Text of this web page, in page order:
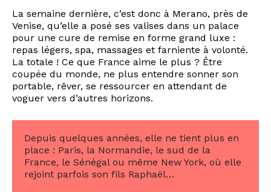
La semaine dernière, c’est donc à Merano, près de
Venise, qu’elle a posé ses valises dans un palace
pour une cure de remise en forme grand luxe :
repas légers, spa, massages et farniente à volonté.
La totale ! Ce que France aime le plus ? Être
coupée du monde, ne plus entendre sonner son
portable, rêver, se ressourcer en attendant de
voguer vers d’autres horizons.
Depuis quelques années, elle ne tient plus en
place : Paris, la Normandie, le sud de la
France, le Sénégal ou même New York, où elle
rejoint parfois son fils Raphaël…